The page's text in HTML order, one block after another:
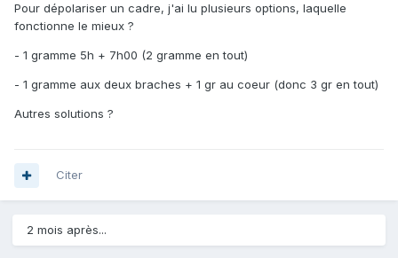
Pour dépolariser un cadre, j'ai lu plusieurs options, laquelle
fonctionne le mieux ?
- 1 gramme 5h + 7h00 (2 gramme en tout)
- 1 gramme aux deux braches + 1 gr au coeur (donc 3 gr en tout)
Autres solutions ?
Citer
2 mois après...